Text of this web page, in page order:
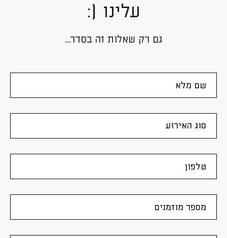
עלינו (:
גם רק שאלות זה בסדר...